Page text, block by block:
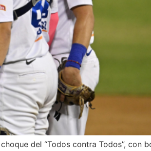
del “Todos contra Todos”, con